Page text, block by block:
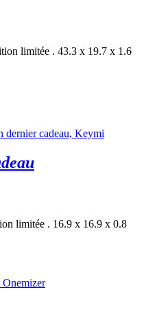
limitée . 43.3 x 19.7 x 1.6
limitée . 16.9 x 16.9 x 0.8